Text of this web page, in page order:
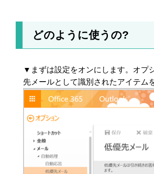
どのように使うの?
▼まずは設定をオンにします。オプ
先メールとして識別されたアイテム